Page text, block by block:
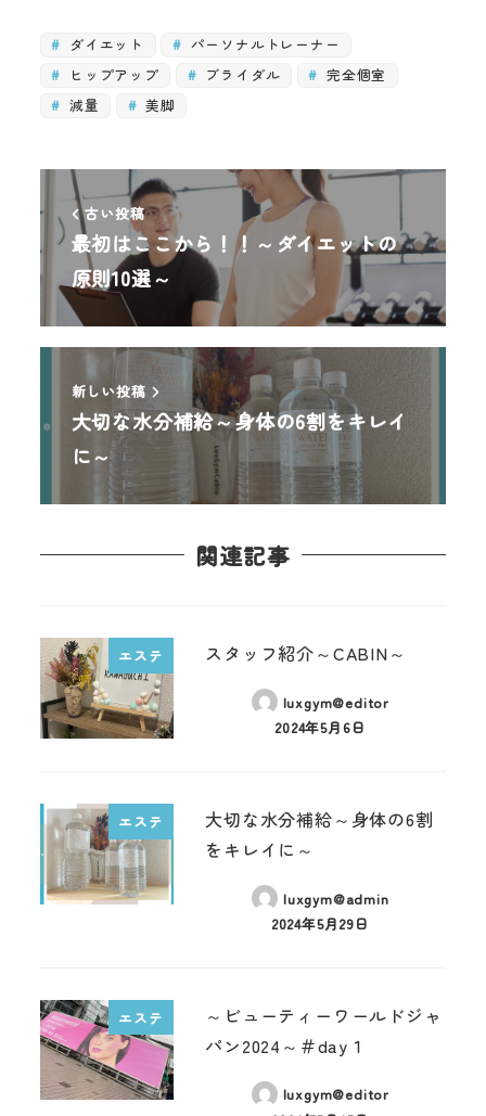
ダイエット
パーソナルトレーナー
ヒップアップ
ブライダル
完全個室
減量
美脚
古い投稿
最初はここから！！～ダイエットの
原則10選～
新しい投稿
大切な水分補給～身体の6割をキレイ
に～
関連記事
エステ スタッフ紹介～CABIN～
luxgym@editor
2024年5月6日
エステ
大切な水分補給～身体の6割
をキレイに～
luxgym@admin
2024年5月29日
エステ
～ビューティーワールドジャ
パン2024～＃day１
luxgym@editor